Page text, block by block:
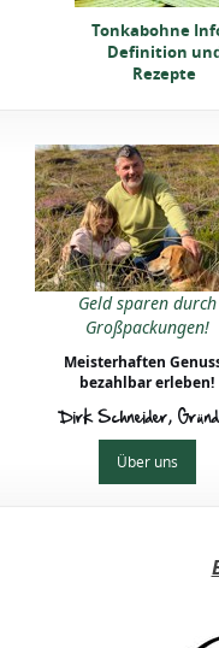
Tonkabohne
Definition
Rezepte
Geld sparen durch
Großpackungen!
Meisterhaften
bezahlbar erleben!
Dirk Schneider,
Über uns